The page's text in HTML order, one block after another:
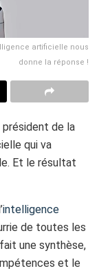
artificielle nous
donne la réponse !
président de la
qui va
Et le résultat
intelligence
de toutes les
une synthèse,
et le